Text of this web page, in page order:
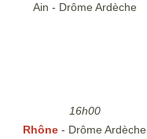
Ain - Drôme Ardèche
16h00
Rhône - Drôme Ardèche